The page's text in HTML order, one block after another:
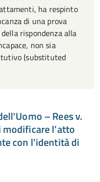
ha respinto
di una prova
rispondenza alla
non sia
(substituted
– Rees v.
l’atto
con l’identità di